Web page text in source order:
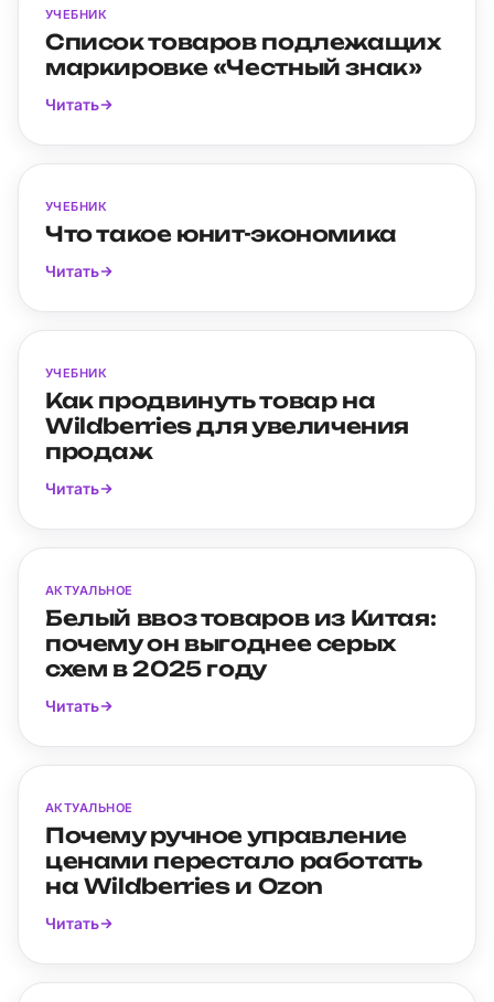
УЧЕБНИК
Список товаров подлежащих
маркировке «Честный знак»
Читать
УЧЕБНИК
Что такое юнит-экономика
Читать
УЧЕБНИК
Как продвинуть товар на
Wildberries для увеличения
продаж
Читать
АКТУАЛЬНОЕ
Белый ввоз товаров из Китая:
почему он выгоднее серых
схем в 2025 году
Читать
АКТУАЛЬНОЕ
Почему ручное управление
ценами перестало работать
на Wildberries и Ozon
Читать